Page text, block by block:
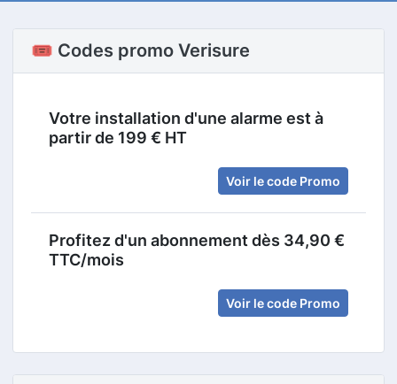
🎟️ Codes promo Verisure
Votre installation d'une alarme est à
partir de 199 € HT
Voir le code Promo
Profitez d'un abonnement dès 34,90 €
TTC/mois
Voir le code Promo